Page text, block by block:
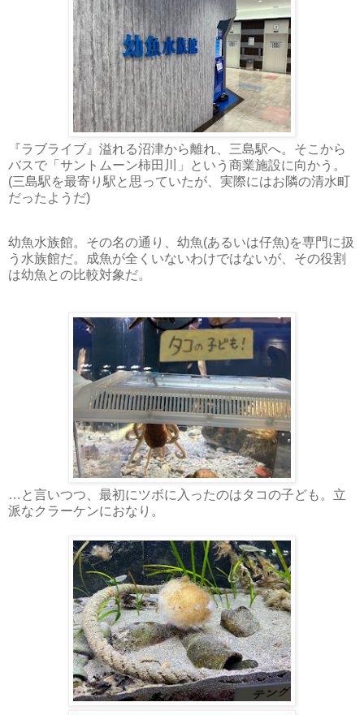
『ラブライブ』溢れる沼津から離れ、三島駅へ。そこから
バスで「サントムーン柿田川」という商業施設に向かう。
(三島駅を最寄り駅と思っていたが、実際にはお隣の清水町
だったようだ)
幼魚水族館。その名の通り、幼魚(あるいは仔魚)を専門に扱
う水族館だ。成魚が全くいないわけではないが、その役割
は幼魚との比較対象だ。
…と言いつつ、最初にツボに入ったのはタコの子ども。立
派なクラーケンにおなり。